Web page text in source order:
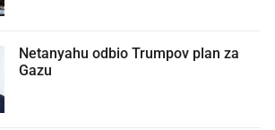
Netanyahu odbio Trumpov plan za
Gazu